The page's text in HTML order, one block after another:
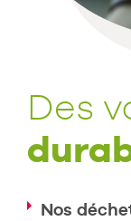
Des
Nos